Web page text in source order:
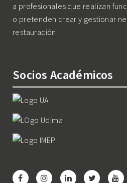
a profesionales que realizan
o pretenden crear y gestionar
restauración.
Socios Académicos